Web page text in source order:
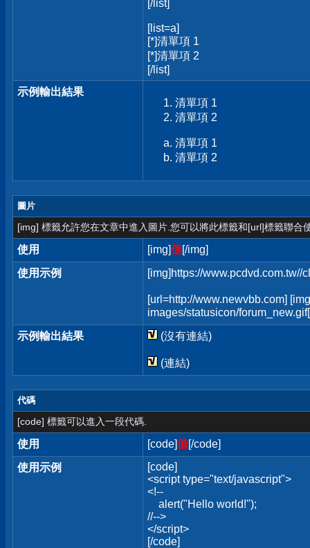
[/list]
[list=a]
[*]清單項 1
[*]清單項 2
[/list]
示例輸出結果
清單項 1
清單項 2
清單項 1
清單項 2
圖片
[img] 標籤允許您在文章中進入圖片.您可以將此標籤和[url]標籤聯合
使用 [img]值[/img]
使用示例
[img]https://www.pcdvd.com.tw//
[url=http://www.newvbb.com]
images/statusicon/
示例輸出結果
(沒有連結)
(連結)
代碼
[code] 標籤可以進入一段代碼.
使用 [code]值[/code]
使用示例
[code]
<script type="text/javascript">
<!--
alert("Hello world!");
//-->
</script>
[/code]